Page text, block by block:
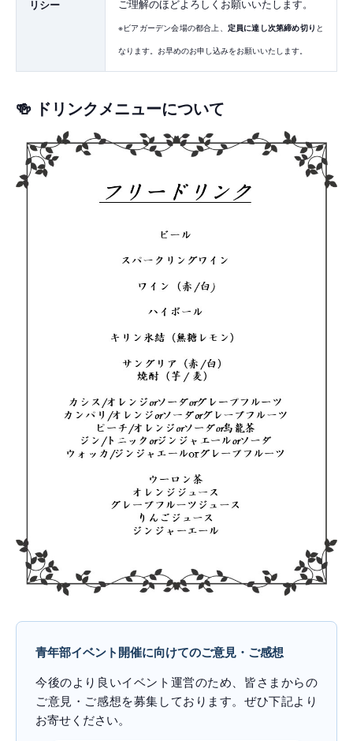
リシー ご理解のほどよろしくお願いいたします。
※ビアガーデン会場の都合上、 定員に達し次第締め切り と
なります。お早めのお申し込みをお願いいたします。
🍻 ドリンクメニューについて
青年部イベント開催に向けてのご意見・ご感想
今後のより良いイベント運営のため、皆さまからの
ご意見・ご感想を募集しております。ぜひ下記より
お寄せください。